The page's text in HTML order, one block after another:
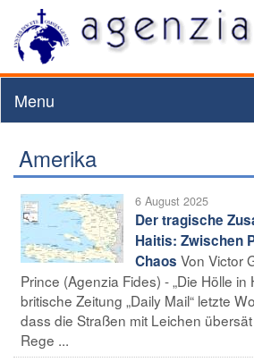
Menu
Amerika
6 August 2025
Der tragische
Haitis: Zwischen
Chaos Von Victor
Prince (Agenzia Fides) - „Die Hölle in
britische Zeitung „Daily Mail“ letzte
dass die Straßen mit Leichen
Rege ...